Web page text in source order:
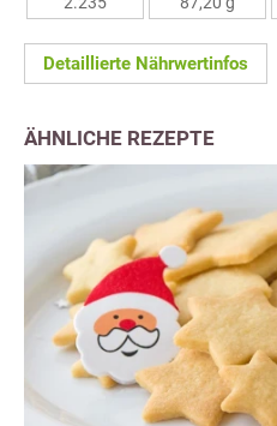
Detaillierte Nährwertinfos
ÄHNLICHE REZEPTE